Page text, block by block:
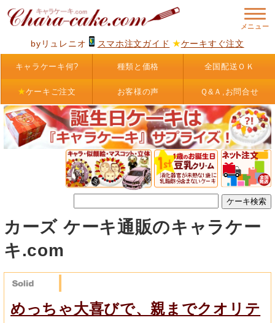
byリュレニオ スマホ注文ガイド ★ケーキすぐ注文
キャラケーキ何? 種類と価格 全国配送ＯＫ
★ケーキご注文 お客様の声 Ｑ&Ａ,お問合せ
カーズ ケーキ通販のキャラケー
キ.com
めっちゃ大喜びで、親までクオリテ